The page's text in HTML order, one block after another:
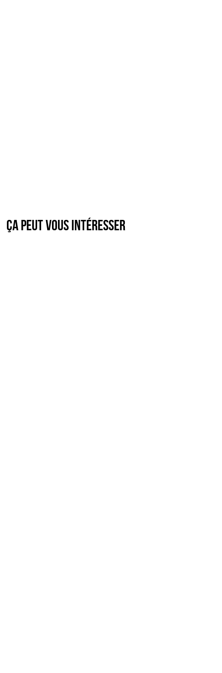
Ça peut vous intéresser